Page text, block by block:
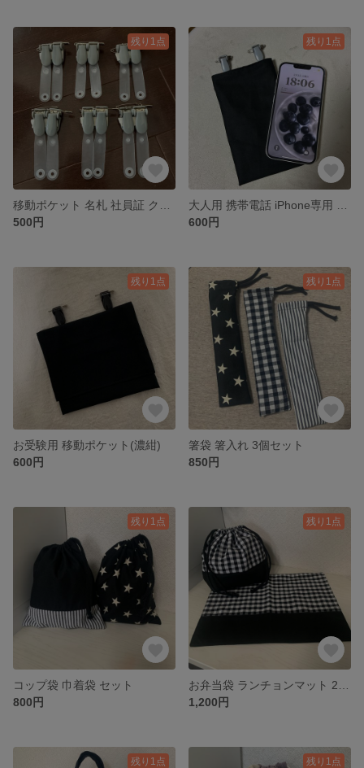
残り1点
500円
残り1点
600円
残り1点
お受験用 移動ポケット(濃紺)
600円
残り1点
箸袋 箸入れ 3個セット
850円
残り1点
コップ袋 巾着袋 セット
800円
残り1点
1,200円
残り1点 残り1点